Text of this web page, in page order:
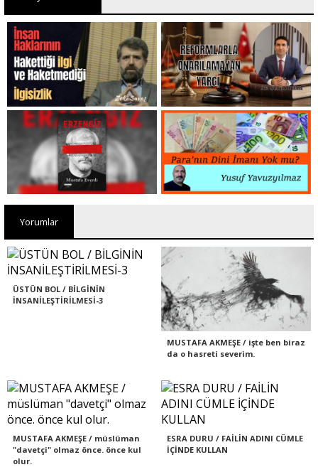
Yorumlar
ÜSTÜN BOL / BİLGİNİN
İNSANİLEŞTİRİLMESİ-3
MUSTAFA AKMEŞE / işte ben biraz
da o hasreti severim.
MUSTAFA AKMEŞE / müslüman
"davetçi" olmaz önce. önce kul
olur.
ESRA DURU / FAİLİN ADINI CÜMLE
İÇİNDE KULLAN